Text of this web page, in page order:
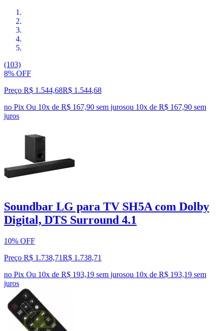
(103)
8% OFF
Preço R$ 1.544,68R$ 1.544,68
no Pix Ou 10x de R$ 167,90 sem jurosou 10x de R$ 167,90 sem
juros
Soundbar LG para TV SH5A com Dolby
Digital, DTS Surround 4.1
10% OFF
Preço R$ 1.738,71R$ 1.738,71
no Pix Ou 10x de R$ 193,19 sem jurosou 10x de R$ 193,19 sem
juros